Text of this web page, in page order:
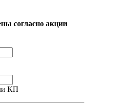
согласно акции
КП